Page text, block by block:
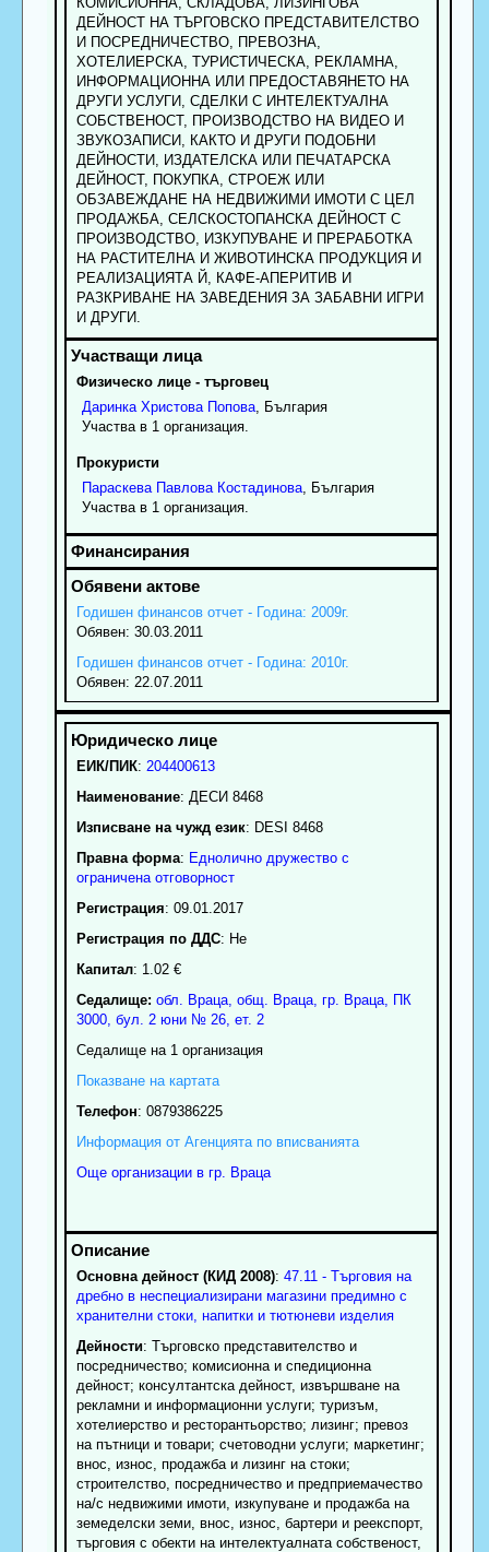
ДЕЙНОСТ НА ТЪРГОВСКО ПРЕДСТАВИТЕЛСТВО
И ПОСРЕДНИЧЕСТВО, ПРЕВОЗНА,
ХОТЕЛИЕРСКА, ТУРИСТИЧЕСКА, РЕКЛАМНА,
ИНФОРМАЦИОННА ИЛИ ПРЕДОСТАВЯНЕТО НА
ДРУГИ УСЛУГИ, СДЕЛКИ С ИНТЕЛЕКТУАЛНА
СОБСТВЕНОСТ, ПРОИЗВОДСТВО НА ВИДЕО И
ЗВУКОЗАПИСИ, КАКТО И ДРУГИ ПОДОБНИ
ДЕЙНОСТИ, ИЗДАТЕЛСКА ИЛИ ПЕЧАТАРСКА
ДЕЙНОСТ, ПОКУПКА, СТРОЕЖ ИЛИ
ОБЗАВЕЖДАНЕ НА НЕДВИЖИМИ ИМОТИ С ЦЕЛ
ПРОДАЖБА, СЕЛСКОСТОПАНСКА ДЕЙНОСТ С
ПРОИЗВОДСТВО, ИЗКУПУВАНЕ И ПРЕРАБОТКА
НА РАСТИТЕЛНА И ЖИВОТИНСКА ПРОДУКЦИЯ И
РЕАЛИЗАЦИЯТА Й, КАФЕ-АПЕРИТИВ И
РАЗКРИВАНЕ НА ЗАВЕДЕНИЯ ЗА ЗАБАВНИ ИГРИ
И ДРУГИ.
Физическо лице - търговец
Даринка Христова Попова, България
Участва в 1 организация.
Прокуристи
Параскева Павлова Костадинова, България
Участва в 1 организация.
Годишен финансов отчет - Година: 2009г.
Обявен: 30.03.2011
Годишен финансов отчет - Година: 2010г.
Обявен: 22.07.2011
ЕИК/ПИК: 204400613
Наименование: ДЕСИ 8468
Изписване на чужд език: DESI 8468
Правна форма: Еднолично дружество с
ограничена отговорност
Регистрация: 09.01.2017
Регистрация по ДДС: Нe
Капитал: 1.02 €
Седалище: обл. Враца, общ. Враца, гр. Враца, ПК
3000, бул. 2 юни № 26, ет. 2
Седалище на 1 организация
Показване на картата
Телефон: 0879386225
Информация от Агенцията по вписванията
Още организации в гр. Враца
Основна дейност (КИД 2008): 47.11 - Търговия на
дребно в неспециализирани магазини предимно с
хранителни стоки, напитки и тютюневи изделия
Дейности: Търговско представителство и
посредничество; комисионна и спедиционна
дейност; консултантска дейност, извършване на
рекламни и информационни услуги; туризъм,
хотелиерство и ресторантьорство; лизинг; превоз
на пътници и товари; счетоводни услуги; маркетинг;
внос, износ, продажба и лизинг на стоки;
строителство, посредничество и предприемачество
на/с недвижими имоти, изкупуване и продажба на
земеделски земи, внос, износ, бартери и реекспорт,
търговия с обекти на интелектуалната собственост,